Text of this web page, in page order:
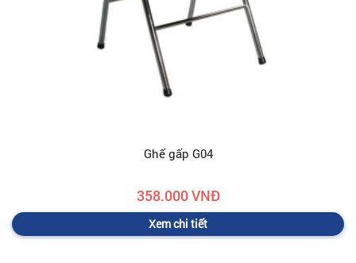
Ghế gấp G04
358.000 VNĐ
Xem chi tiết